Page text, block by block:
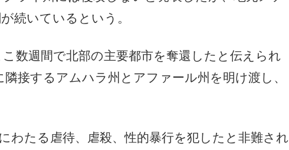
続いているという。
数週間で北部の主要都市を奪還したと伝えられ
接するアムハラ州とアファール州を明け渡し、
わたる虐待、虐殺、性的暴行を犯したと非難され